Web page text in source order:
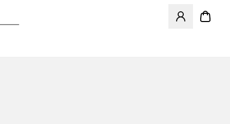
Åbner en